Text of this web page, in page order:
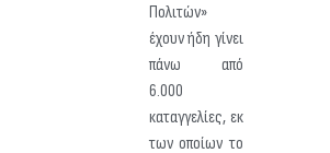
Πολιτών»
έχουν ήδη γίνει
πάνω από
6.000
καταγγελίες, εκ
των οποίων το